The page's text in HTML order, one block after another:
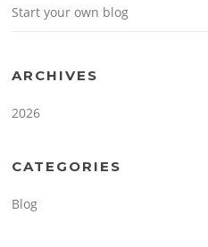
Start your own blog
ARCHIVES
2026
CATEGORIES
Blog